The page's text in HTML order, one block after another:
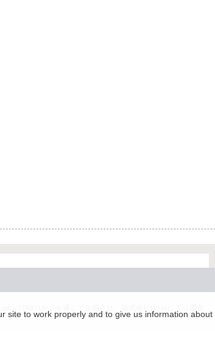
site to work properly and to give us information